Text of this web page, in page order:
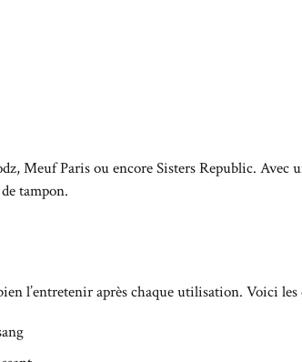
Meuf Paris ou encore Sisters Republic. Avec
tampon.
l’entretenir après chaque utilisation. Voici les